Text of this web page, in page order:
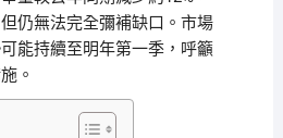
仍無法完全彌補缺口。市場
能持續至明年第一季，呼籲
。